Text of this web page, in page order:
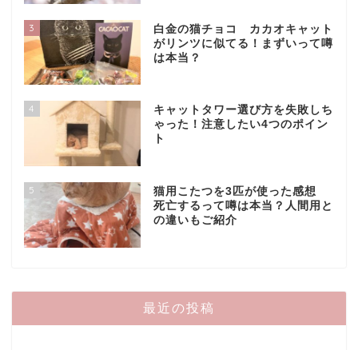
3
白金の猫チョコ カカオキャット
がリンツに似てる！まずいって噂
は本当？
4
キャットタワー選び方を失敗しち
ゃった！注意したい4つのポイン
ト
5
猫用こたつを3匹が使った感想
死亡するって噂は本当？人間用と
の違いもご紹介
最近の投稿